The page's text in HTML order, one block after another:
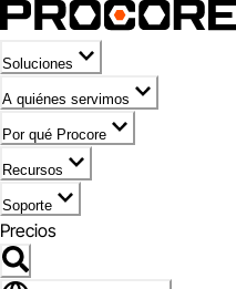
Soluciones
A quiénes servimos
Por qué Procore
Recursos
Soporte
Precios